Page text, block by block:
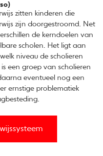
zitten kinderen die
zijn doorgestroomd. Net
de kerndoelen van
scholen. Het ligt aan
niveau de scholieren
een groep van scholieren
eventueel nog een
ernstige problematiek